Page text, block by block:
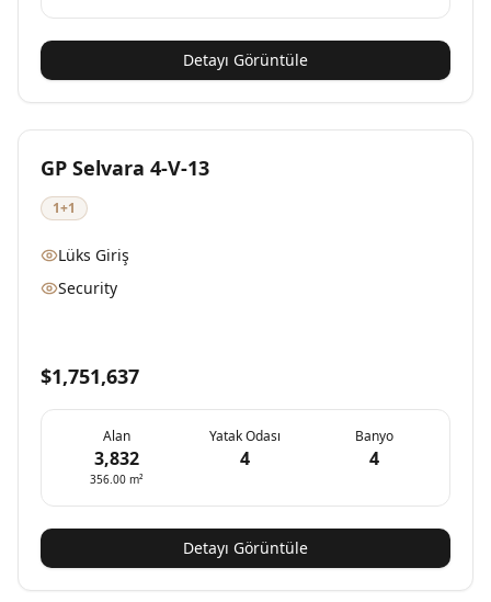
Detayı Görüntüle
GP Selvara 4-V-13
1+1
Lüks Giriş
Security
$1,751,637
Alan
3,832
356.00 m²
Yatak Odası
4
Banyo
4
Detayı Görüntüle